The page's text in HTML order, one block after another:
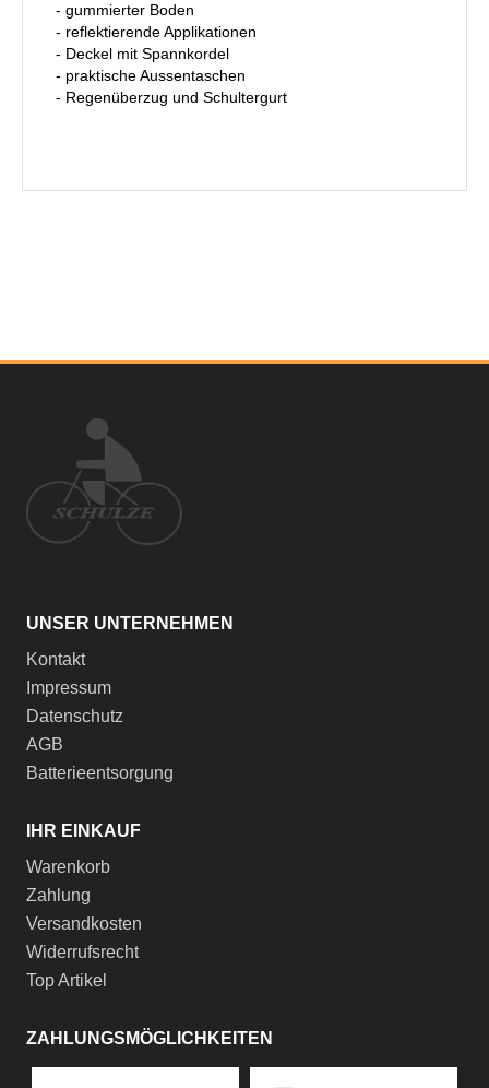
- gummierter Boden
- reflektierende Applikationen
- Deckel mit Spannkordel
- praktische Aussentaschen
- Regenüberzug und Schultergurt
UNSER UNTERNEHMEN
Kontakt
Impressum
Datenschutz
AGB
Batterieentsorgung
IHR EINKAUF
Warenkorb
Zahlung
Versandkosten
Widerrufsrecht
Top Artikel
ZAHLUNGSMÖGLICHKEITEN